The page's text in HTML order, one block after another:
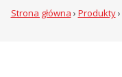
Strona główna › Produkty›